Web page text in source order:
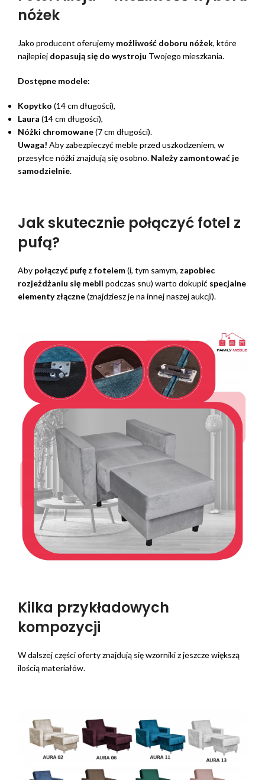
nóżek
Jako producent oferujemy możliwość doboru nóżek, które
najlepiej dopasują się do wystroju Twojego mieszkania.
Dostępne modele:
Kopytko (14 cm długości),
Laura (14 cm długości),
Nóżki chromowane(7 cm długości).
Uwaga! Aby zabezpieczyć meble przed uszkodzeniem, w
przesyłce nóżki znajdują się osobno. Należy zamontować je
samodzielnie.
Jak skutecznie połączyć fotel z
pufą?
Aby połączyć pufę z fotelem(i, tym samym, zapobiec
rozjeżdżaniu się mebli podczas snu) warto dokupić specjalne
elementy złączne(znajdziesz je na innej naszej aukcji).
Kilka przykładowych
kompozycji
W dalszej części oferty znajdują się wzorniki z jeszcze większą
ilością materiałów.